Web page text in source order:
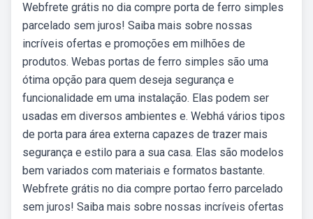
Webfrete grátis no dia compre porta de ferro simples
parcelado sem juros! Saiba mais sobre nossas
incríveis ofertas e promoções em milhões de
produtos. Webas portas de ferro simples são uma
ótima opção para quem deseja segurança e
funcionalidade em uma instalação. Elas podem ser
usadas em diversos ambientes e. Webhá vários tipos
de porta para área externa capazes de trazer mais
segurança e estilo para a sua casa. Elas são modelos
bem variados com materiais e formatos bastante.
Webfrete grátis no dia compre portao ferro parcelado
sem juros! Saiba mais sobre nossas incríveis ofertas